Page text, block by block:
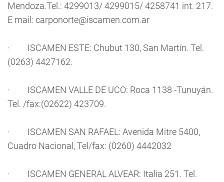
Mendoza.Tel.: 4299013/ 4299015/ 4258741 int. 217.
E mail: carponorte@iscamen.com.ar
· ISCAMEN ESTE: Chubut 130, San Martín. Tel.
(0263) 4427162.
· ISCAMEN VALLE DE UCO: Roca 1138 -Tunuyán.
Tel. /fax:(02622) 423709.
· ISCAMEN SAN RAFAEL: Avenida Mitre 5400,
Cuadro Nacional, Tel/fax: (0260) 4442032
· ISCAMEN GENERAL ALVEAR: Italia 251. Tel.